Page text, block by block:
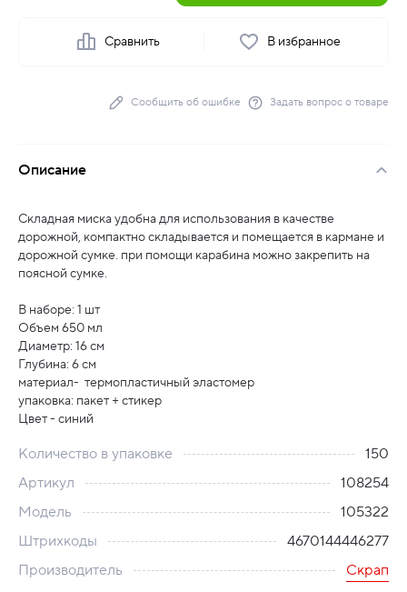
Сравнить В избранное
Сообщить об ошибке Задать вопрос о товаре
Описание
Складная миска удобна для использования в качестве
дорожной, компактно складывается и помещается в кармане и
дорожной сумке. при помощи карабина можно закрепить на
поясной сумке.
В наборе: 1 шт
Объем 650 мл
Диаметр: 16 см
Глубина: 6 см
материал- термопластичный эластомер
упаковка: пакет + стикер
Цвет - синий
Количество в упаковке
150
Артикул
108254
Модель
105322
Штрихкоды
4670144446277
Производитель
Скрап